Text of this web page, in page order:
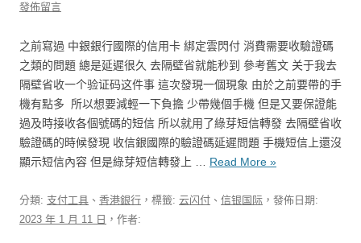
發佈留言
之前寫過 中銀銀行國際的信用卡 綁定雲閃付 消費需要收驗證碼
之類的問題 總是延遲很久 去隔壁省就能秒到 參考舊文 关于我去
隔壁省收一个验证码这件事 這次發現一個現象 由於之前要帶的手
機有點多 ​ 所以想要減輕一下負擔 少帶幾個手機 但是又要保證能
過及時接收各個號碼的短信 所以就用了綠芽短信轉發 去隔壁省收
驗證碼的時候發現 收信銀國際的驗證碼延遲問題 手機短信上還沒
顯示短信內容 但是綠芽短信轉發上 … Read More »
分類: 支付工具 、 香港銀行 ，標籤: 云闪付 、 信银国际 ，發佈日期:
2023 年 1 月 11 日 ，作者: